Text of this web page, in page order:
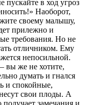
в ход угроз
Наоборот,
своему малышу,
прилежно и
требования. Но не
отличником. Ему
непосильной.
вы же не хотите,
думать и гнался
и спокойные,
свои плоды. А
замечания и